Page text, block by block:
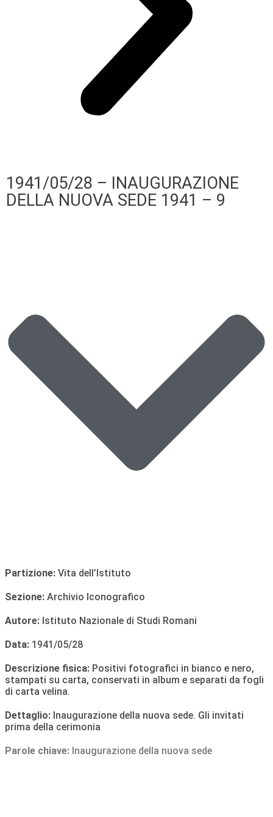
1941/05/28 – INAUGURAZIONE
DELLA NUOVA SEDE 1941 – 9
Partizione: Vita dell’Istituto
Sezione: Archivio Iconografico
Autore: Istituto Nazionale di Studi Romani
Data: 1941/05/28
Descrizione fisica: Positivi fotografici in bianco e nero,
stampati su carta, conservati in album e separati da fogli
di carta velina.
Dettaglio: Inaugurazione della nuova sede. Gli invitati
prima della cerimonia
Parole chiave: Inaugurazione della nuova sede